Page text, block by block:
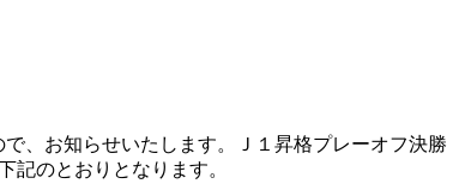
、お知らせいたします。Ｊ１昇格プレーオフ決勝
記のとおりとなります。